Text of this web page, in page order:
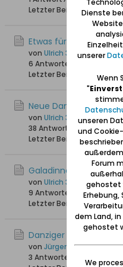
Letzter Beitrag
Etwas für Kartoffel-
von Ulrich 31
6 Antworten
Letzter Beitrag
Neue Danziger Ess-
von Ulrich 31
38 Antworten 29.191 Hits0
Letzter Beitrag
Galadinner im Artushof
von Ulrich 31
9 Antworten
3.114 Hits0
Letzter Beitrag
Danziger Küche,
von Jürgen_W
3 Antworten
Dienste
unserer
Wenn
"
unseren
und
Forum
gehostet
Erhebung,
dem Land,
gehostet
We